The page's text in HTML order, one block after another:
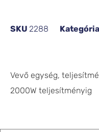
SKU 2288 Kategória
Vevő egység,
2000W teljesítményig